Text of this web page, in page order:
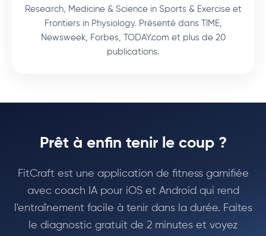
Research, Medicine & Science in Sports & Exercise et
Frontiers in Physiology. Présenté dans TIME,
Newsweek, Forbes, TODAY.com et plus de 20
publications.
Prêt à enfin tenir le coup ?
FitCraft est une application de fitness gamifiée
avec coach IA pour iOS et Android qui rend
l'entraînement facile à tenir dans la durée. Faites
le diagnostic gratuit de 2 minutes et voyez